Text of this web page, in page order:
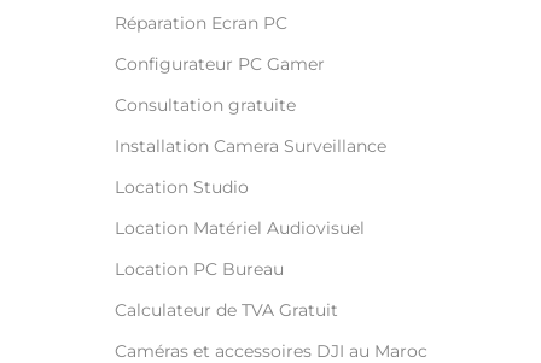
Réparation Ecran PC
Configurateur PC Gamer
Consultation gratuite
Installation Camera Surveillance
Location Studio
Location Matériel Audiovisuel
Location PC Bureau
Calculateur de TVA Gratuit
Caméras et accessoires DJI au Maroc